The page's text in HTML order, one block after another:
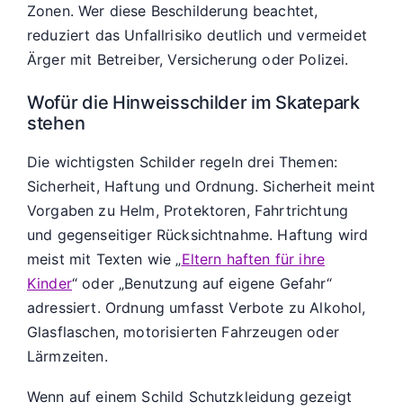
Zonen. Wer diese Beschilderung beachtet,
reduziert das Unfallrisiko deutlich und vermeidet
Ärger mit Betreiber, Versicherung oder Polizei.
Wofür die Hinweisschilder im Skatepark
stehen
Die wichtigsten Schilder regeln drei Themen:
Sicherheit, Haftung und Ordnung. Sicherheit meint
Vorgaben zu Helm, Protektoren, Fahrtrichtung
und gegenseitiger Rücksichtnahme. Haftung wird
meist mit Texten wie „Eltern haften für ihre
Kinder“ oder „Benutzung auf eigene Gefahr“
adressiert. Ordnung umfasst Verbote zu Alkohol,
Glasflaschen, motorisierten Fahrzeugen oder
Lärmzeiten.
Wenn auf einem Schild Schutzkleidung gezeigt